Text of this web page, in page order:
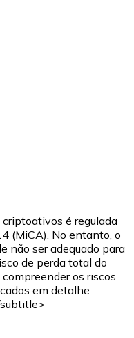
é regulada
(MiCA). No entanto, o
não ser adequado para
de perda total do
os riscos
em detalhe